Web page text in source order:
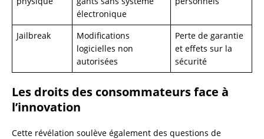
électronique
Jailbreak
Modifications
logicielles non
autorisées
Perte de garantie
et effets sur la
sécurité
Les droits des consommateurs face à
l’innovation
Cette révélation soulève également des questions de